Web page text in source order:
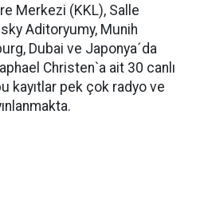
Merkezi (KKL), Salle
Aditoryumy, Munih
Dubai ve Japonya´da
Christen`a ait 30 canlı
kayıtlar pek çok radyo ve